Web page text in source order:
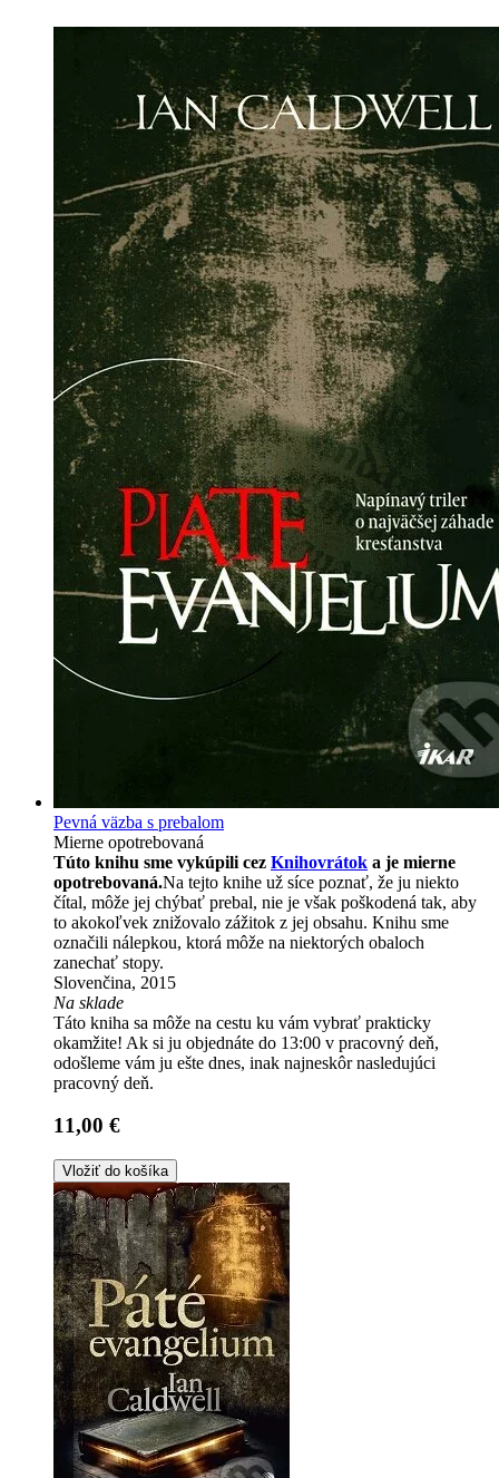
Pevná väzba s prebalom
Mierne opotrebovaná
Túto knihu sme vykúpili cez Knihovrátok a je mierne
opotrebovaná.Na tejto knihe už síce poznať, že ju niekto
čítal, môže jej chýbať prebal, nie je však poškodená tak, aby
to akokoľvek znižovalo zážitok z jej obsahu. Knihu sme
označili nálepkou, ktorá môže na niektorých obaloch
zanechať stopy.
Slovenčina, 2015
Na sklade
Táto kniha sa môže na cestu ku vám vybrať prakticky
okamžite! Ak si ju objednáte do 13:00 v pracovný deň,
odošleme vám ju ešte dnes, inak najneskôr nasledujúci
pracovný deň.
11,00 €
Vložiť do košíka